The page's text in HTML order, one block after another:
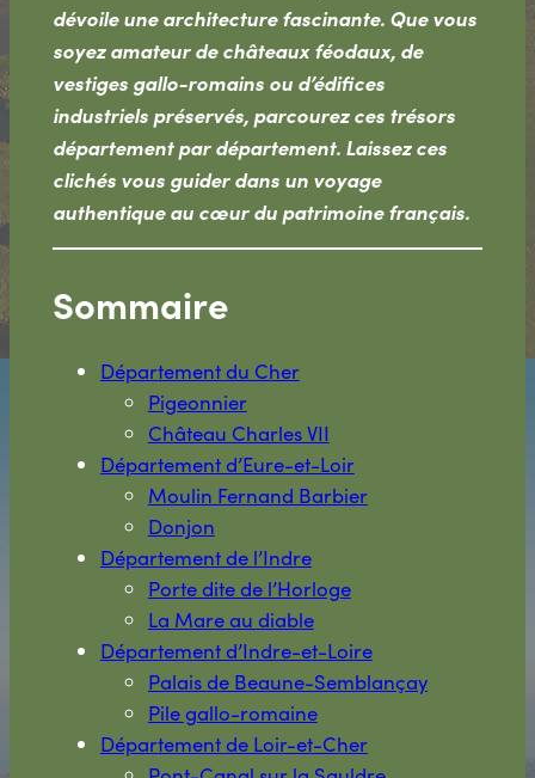
dévoile une architecture fascinante. Que vous
soyez amateur de châteaux féodaux, de
vestiges gallo-romains ou d’édifices
industriels préservés, parcourez ces trésors
département par département. Laissez ces
clichés vous guider dans un voyage
authentique au cœur du patrimoine français.
Sommaire
Département du Cher
Pigeonnier
Château Charles VII
Département d’Eure-et-Loir
Moulin Fernand Barbier
Donjon
Département de l’Indre
Porte dite de l’Horloge
La Mare au diable
Département d’Indre-et-Loire
Palais de Beaune-Semblançay
Pile gallo-romaine
Département de Loir-et-Cher